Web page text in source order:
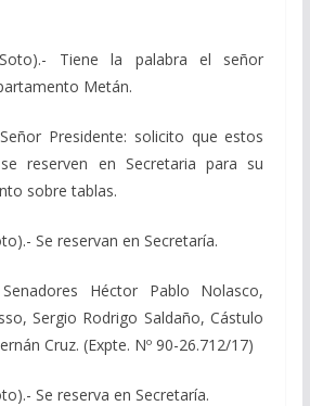
Tiene la palabra el señor
Metán.
Presidente: solicito que estos
reserven en Secretaria para su
sobre tablas.
Se reservan en Secretaría.
Héctor Pablo Nolasco,
Sergio Rodrigo Saldaño, Cástulo
Cruz. (Expte. Nº 90-26.712/17)
Se reserva en Secretaría.